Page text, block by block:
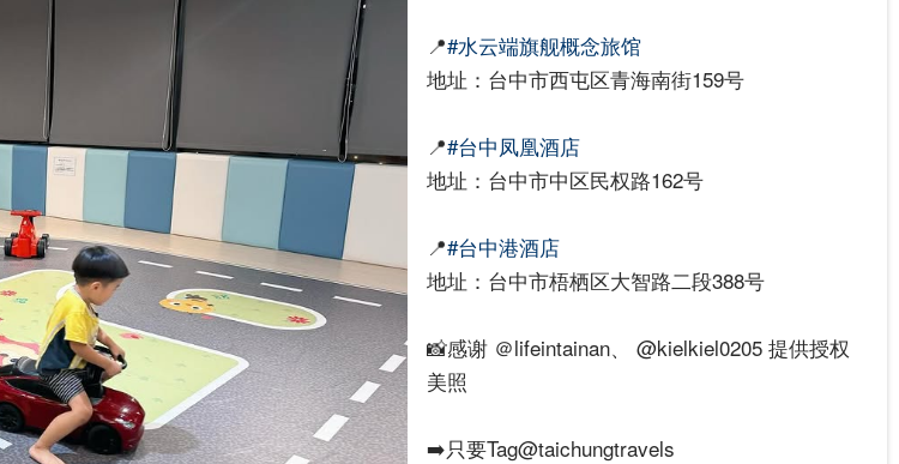
📍#水云端旗舰概念旅馆
地址：台中市西屯区青海南街159号
📍#台中凤凰酒店
地址：台中市中区民权路162号
📍#台中港酒店
地址：台中市梧栖区大智路二段388号
📸感谢 ＠lifeintainan、 @kielkiel0205 提供授权
美照
➡️只要Tag@taichungtravels